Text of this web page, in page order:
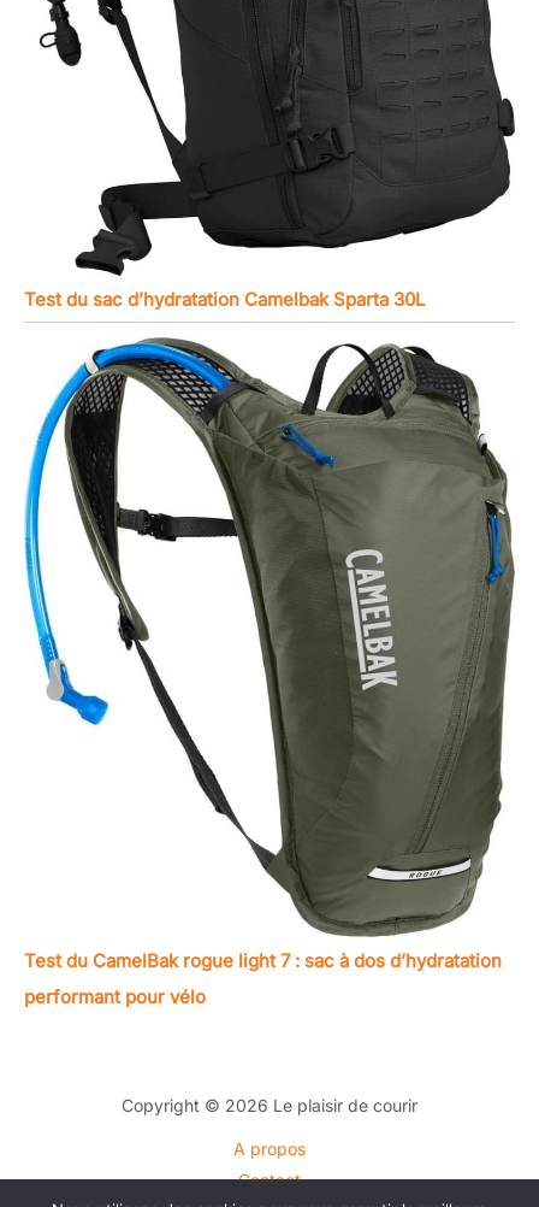
Test du sac d’hydratation Camelbak Sparta 30L
Test du CamelBak rogue light 7 : sac à dos d’hydratation
performant pour vélo
Copyright © 2026 Le plaisir de courir
A propos
Contact